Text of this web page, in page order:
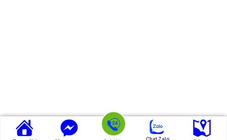
Copyright 2026 © Uranka.com | Design by WePOS